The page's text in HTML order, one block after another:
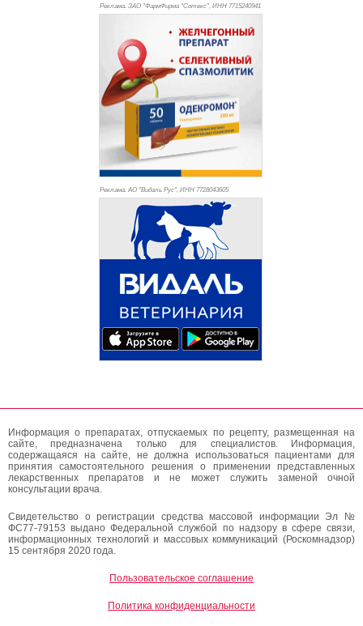
Реклама. ЗАО "ФармФирма "Сотекс", ИНН 7715240941
Реклама. АО "Видаль Рус", ИНН 7728043605
Информация о препаратах, отпускаемых по рецепту, размещенная на
сайте, предназначена только для специалистов. Информация,
содержащаяся на сайте, не должна использоваться пациентами для
принятия самостоятельного решения о применении представленных
лекарственных препаратов и не может служить заменой очной
консультации врача.
Свидетельство о регистрации средства массовой информации Эл №
ФС77-79153 выдано Федеральной службой по надзору в сфере связи,
информационных технологий и массовых коммуникаций (Роскомнадзор)
15 сентября 2020 года.
Пользовательское соглашение
Политика конфиденциальности